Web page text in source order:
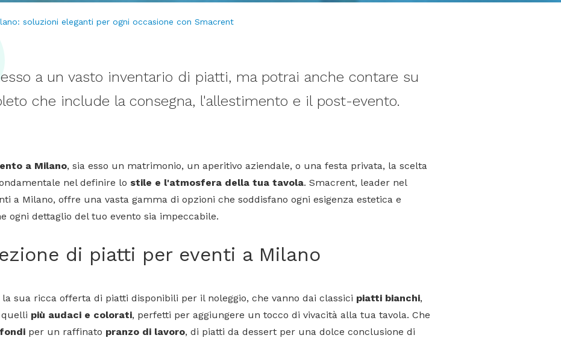
soluzioni eleganti per ogni occasione con Smacrent
a un vasto inventario di piatti, ma potrai anche contare su
che include la consegna, l'allestimento e il post-evento.
a Milano, sia esso un matrimonio, un aperitivo aziendale, o una festa privata, la scelta
nel definire lo stile e l'atmosfera della tua tavola. Smacrent, leader nel
a Milano, offre una vasta gamma di opzioni che soddisfano ogni esigenza estetica e
ogni dettaglio del tuo evento sia impeccabile.
di piatti per eventi a Milano
sua ricca offerta di piatti disponibili per il noleggio, che vanno dai classici piatti bianchi,
quelli più audaci e colorati, perfetti per aggiungere un tocco di vivacità alla tua tavola. Che
per un raffinato pranzo di lavoro, di piatti da dessert per una dolce conclusione di